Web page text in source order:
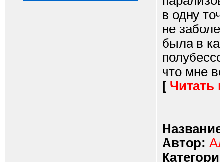
в одну
не
была в
что мне
[ Читать
Автор: